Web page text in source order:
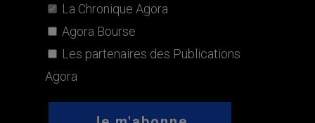
La Chronique Agora
Agora Bourse
Les partenaires des Publications
Agora